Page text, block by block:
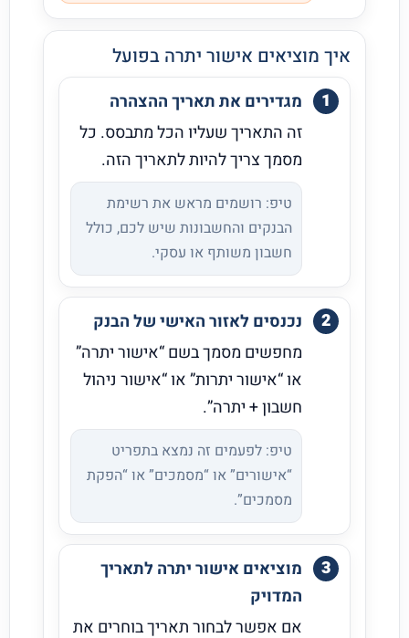
איך מוציאים אישור יתרה בפועל
מגדירים את תאריך ההצהרה
זה התאריך שעליו הכל מתבסס. כל
מסמך צריך להיות לתאריך הזה.
טיפ: רושמים מראש את רשימת
הבנקים והחשבונות שיש לכם, כולל
חשבון משותף או עסקי.
נכנסים לאזור האישי של הבנק
מחפשים מסמך בשם “אישור יתרה”
או “אישור יתרות” או “אישור ניהול
חשבון + יתרה”.
טיפ: לפעמים זה נמצא בתפריט
“אישורים” או “מסמכים” או “הפקת
מסמכים”.
מוציאים אישור יתרה לתאריך
המדויק
אם אפשר לבחור תאריך בוחרים את